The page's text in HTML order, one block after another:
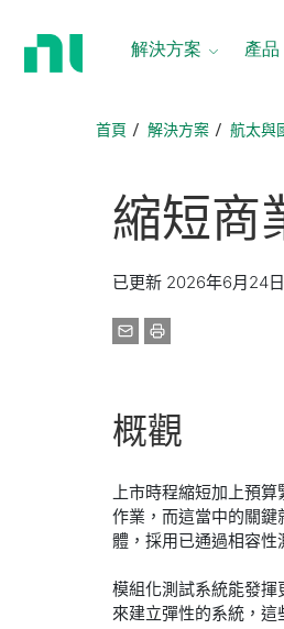
解決方案 產品
首頁 解決方案 航太與
縮短商
已更新 2026年6月24日
概觀
上市時程縮短加上預
作業，而這當中的關
體，採用已通過相容性
模組化測試系統能發
來建立彈性的系統，